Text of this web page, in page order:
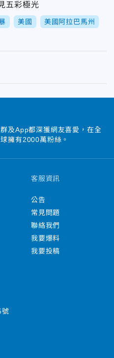
五彩極光
美國 美國阿拉巴馬州
及App都深獲網友喜愛，在全
擁有2000萬粉絲。
客服資訊
公告
常見問題
聯絡我們
我要爆料
我要投稿
號